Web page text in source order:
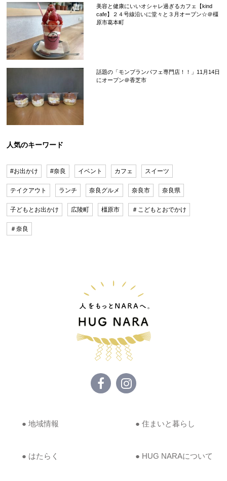
美容と健康にいいオシャレ過ぎるカフェ【kind
cafe】２４号線沿いに堂々と３月オープン☆＠橿
原市葛本町
話題の「モンブランパフェ専門店！！」11月14日
にオープン＠香芝市
人気のキーワード
#お出かけ #奈良 イベント カフェ スイーツ
テイクアウト ランチ 奈良グルメ 奈良市 奈良県
子どもとお出かけ 広陵町 橿原市 ＃こどもとおでかけ
＃奈良
● 地域情報 ● 住まいと暮らし
● はたらく ● HUG NARAについて